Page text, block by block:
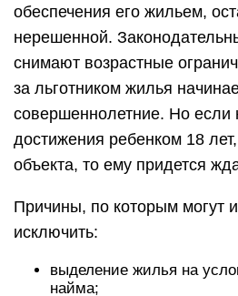
обеспечения его жильем,
нерешенной.
снимают возрастные
за льготником жилья
совершеннолетние. Но если
достижения ребенком 18
объекта, то ему придется
Причины, по которым могут
исключить:
выделение жилья на
найма;